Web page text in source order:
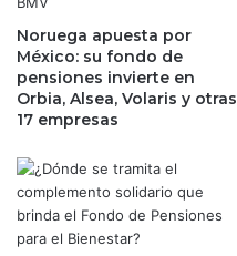
P
A
C
I
C
b
j
a
p
o
é
t
i
c
o
d
Á
l
v
a
Noruega apuesta por
México: su fondo de
pensiones invierte en
Orbia, Alsea, Volaris y otras
17 empresas